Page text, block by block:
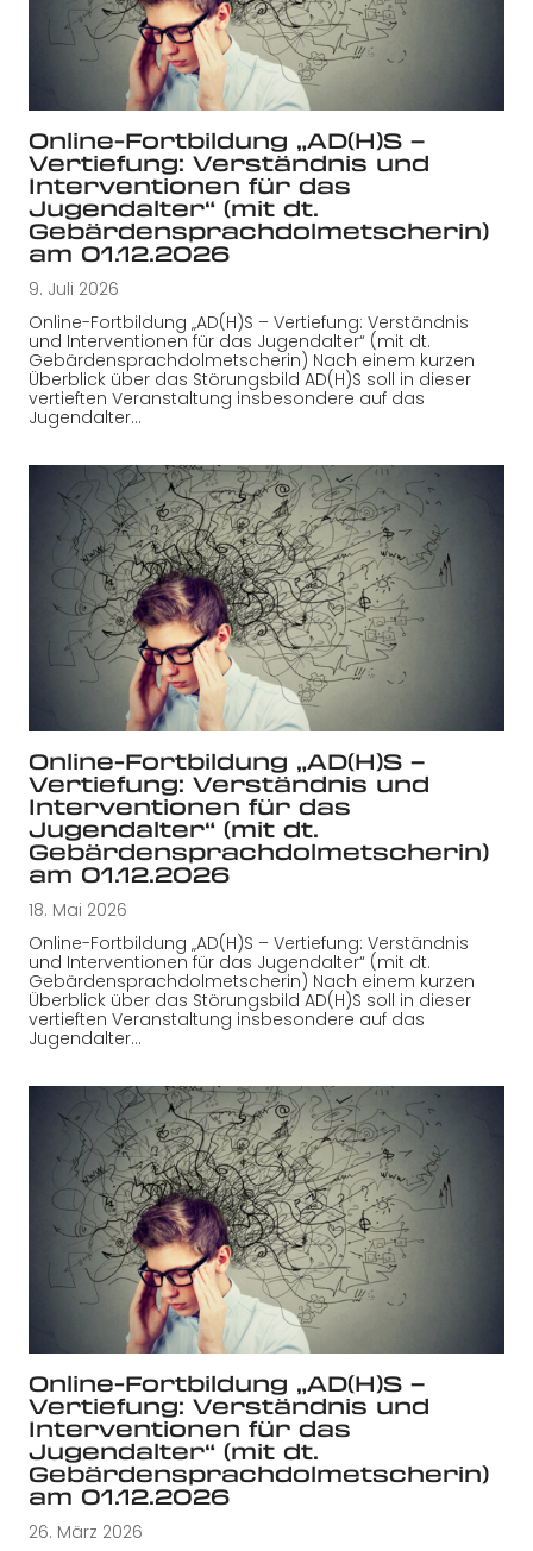
Online-Fortbildung „AD(H)S –
Vertiefung: Verständnis und
Interventionen für das
Jugendalter“ (mit dt.
Gebärdensprachdolmetscherin)
am 01.12.2026
9. Juli 2026
Online-Fortbildung „AD(H)S – Vertiefung: Verständnis
und Interventionen für das Jugendalter“ (mit dt.
Gebärdensprachdolmetscherin) Nach einem kurzen
Überblick über das Störungsbild AD(H)S soll in dieser
vertieften Veranstaltung insbesondere auf das
Jugendalter…
Online-Fortbildung „AD(H)S –
Vertiefung: Verständnis und
Interventionen für das
Jugendalter“ (mit dt.
Gebärdensprachdolmetscherin)
am 01.12.2026
18. Mai 2026
Online-Fortbildung „AD(H)S – Vertiefung: Verständnis
und Interventionen für das Jugendalter“ (mit dt.
Gebärdensprachdolmetscherin) Nach einem kurzen
Überblick über das Störungsbild AD(H)S soll in dieser
vertieften Veranstaltung insbesondere auf das
Jugendalter…
Online-Fortbildung „AD(H)S –
Vertiefung: Verständnis und
Interventionen für das
Jugendalter“ (mit dt.
Gebärdensprachdolmetscherin)
am 01.12.2026
26. März 2026